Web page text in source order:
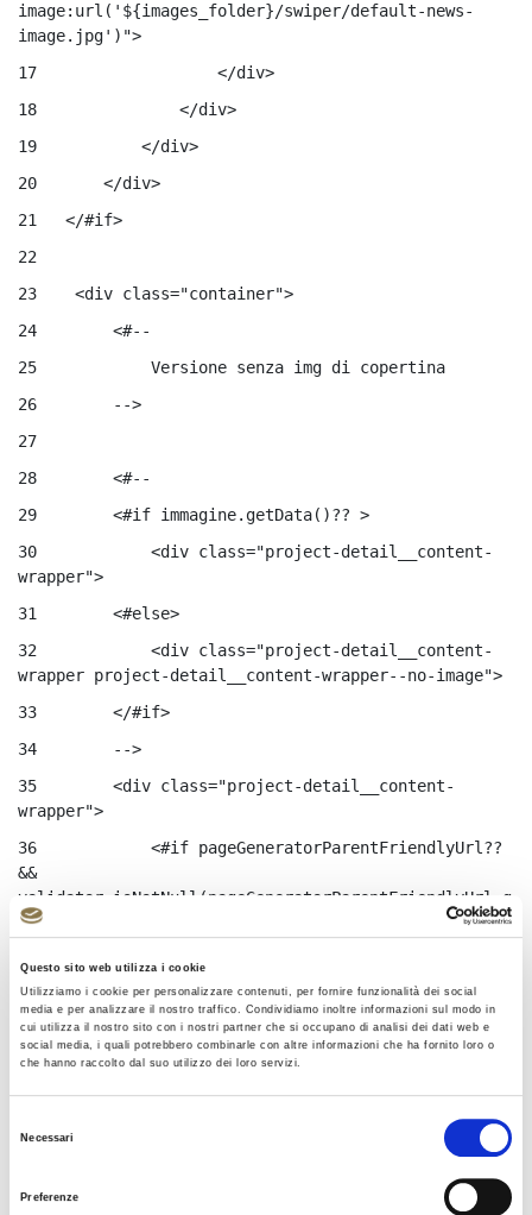
Questo sito web utilizza i cookie
Utilizziamo i cookie per personalizzare contenuti, per fornire funzionalità dei social
media e per analizzare il nostro traffico. Condividiamo inoltre informazioni sul modo in
cui utilizza il nostro sito con i nostri partner che si occupano di analisi dei dati web e
social media, i quali potrebbero combinarle con altre informazioni che ha fornito loro o
che hanno raccolto dal suo utilizzo dei loro servizi.
Necessari
Preferenze
image:url('${images_folder}/swiper/default-news-
image.jpg')">
17
                   </div>
18
               </div>
19
           </div>
20
       </div>
21
   </#if>
22
23
    <div class="container">
24
        <#--
25
            Versione senza img di copertina
26
        -->
27
28
        <#--
29
        <#if immagine.getData()?? >
30
            <div class="project-detail__content-
wrapper">
31
        <#else>
32
            <div class="project-detail__content-
wrapper project-detail__content-wrapper--no-image">
33
        </#if>
34
        -->
35
        <div class="project-detail__content-
wrapper">
36
            <#if pageGeneratorParentFriendlyUrl??
&&
validator.isNotNull(pageGeneratorParentFriendlyUrl.g
etData())>
37
                <div class="project-detail__back-
wrapper">
38
                    <a
href="${pageGeneratorParentFriendlyUrl.data}"
class="project-detail__back">
</i>${languageUtil.get(locale,
40
                    </a>